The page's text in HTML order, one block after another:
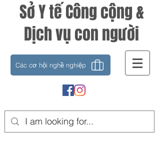
Sở Y tế Công cộng &
Dịch vụ con người
Các cơ hội nghề nghiệp